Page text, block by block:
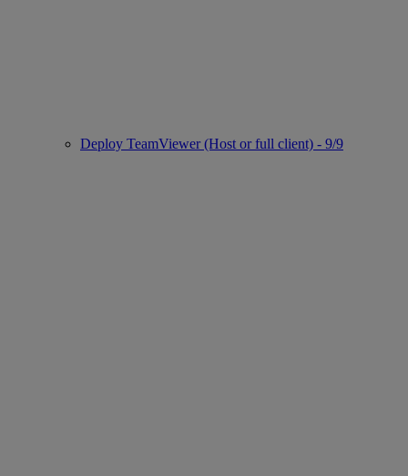
Deploy TeamViewer (Host or full client) - 9/9